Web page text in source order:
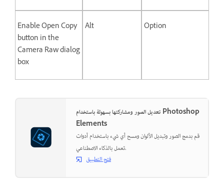
Enable Open Copy
button in the
Camera Raw dialog
box
Alt Option
تعديل الصور ومشاركتها بسهولة باستخدام Photoshop
Elements
قم بدمج الصور وتبديل الألوان ومسح أي شيء باستخدام أدوات
تعمل بالذكاء الاصطناعي.
فتح التطبيق